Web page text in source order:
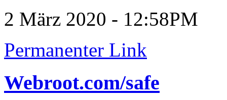
2 März 2020 - 12:58PM
Permanenter Link
Webroot.com/safe